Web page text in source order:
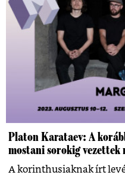
Platon Karataev: A
mostani sorokig vezettek
A korinthusiaknak írt